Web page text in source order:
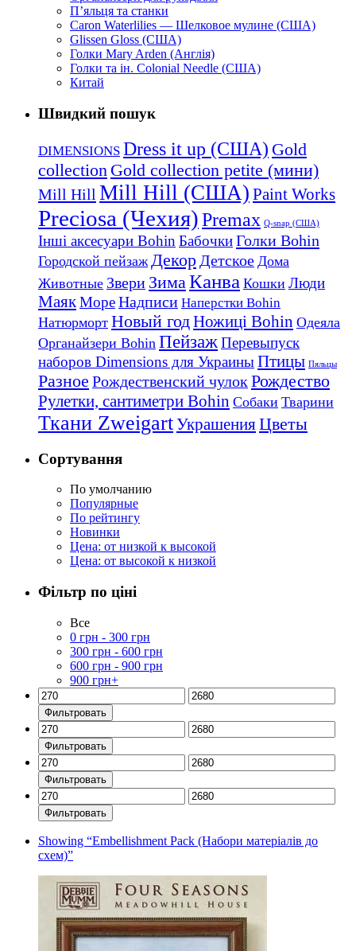
П’яльця та станки
Caron Waterlilies — Шелковое мулине (США)
Glissen Gloss (США)
Голки Mary Arden (Англія)
Голки та ін. Colonial Needle (США)
Китай
Швидкий пошук
DIMENSIONS Dress it up (США) Gold
collection Gold collection petite (мини)
Mill Hill Mill Hill (США) Paint Works
Preciosa (Чехия)Premax Q-snap (США)
Інші аксесуари Bohin БабочкиГолки Bohin
Городской пейзаж Декор Детское Дома
Животные Звери Зима Канва Кошки Люди
МаякМореНадписи Наперстки Bohin
Натюрморт Новый годНожиці Bohin Одеяла
Органайзери Bohin ПейзажПеревыпуск
наборов Dimensions для УкраиныПтицы Пяльцы
Разное Рождественский чулокРождество
Рулетки, сантиметри Bohin Собаки Тварини
Ткани ZweigartУкрашенияЦветы
Сортування
По умолчанию
Популярные
По рейтингу
Новинки
Цена: от низкой к высокой
Цена: от высокой к низкой
Фільтр по ціні
Все
0 грн - 300 грн
300 грн - 600 грн
600 грн - 900 грн
900 грн+
Фильтровать
Фильтровать
Фильтровать
Фильтровать
Showing “Embellishment Pack (Набори матеріалів до
схем)”